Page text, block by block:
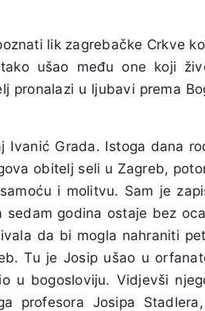
lik zagrebačke Crkve
ušao među one koji
pronalazi u ljubavi prema
Ivanić Grada. Istoga dana
obitelj seli u Zagreb,
i molitvu. Sam je
godina ostaje bez
da bi mogla nahraniti
Tu je Josip ušao u
u bogosloviju. Vidjevši
profesora Josipa